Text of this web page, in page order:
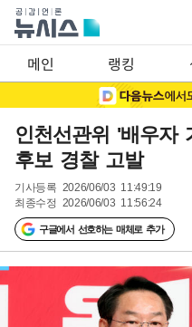
메인 랭킹
인천선관위 '배우자
후보 경찰 고발
기사등록 2026/06/03 11:49:19
최종수정 2026/06/03 11:56:24
구글에서 선호하는 매체로 추가